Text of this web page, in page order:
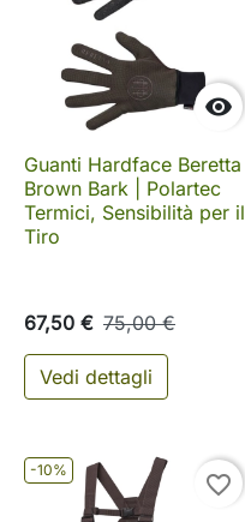

Guanti Hardface Beretta
Brown Bark | Polartec
Termici, Sensibilità per il
Tiro
67,50 € 75,00 €
Vedi dettagli
-10%
favorite_border